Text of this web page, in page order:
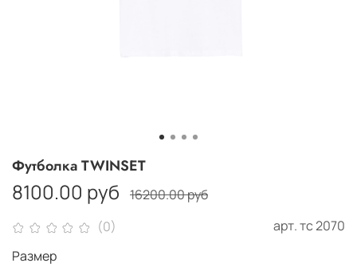
(0) арт.тс 2070
Футболка TWINSET
8100.00 руб 16200.00 руб
Размер